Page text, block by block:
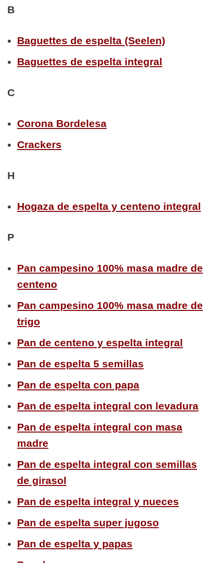
B
Baguettes de espelta (Seelen)
Baguettes de espelta integral
C
Corona Bordelesa
Crackers
H
Hogaza de espelta y centeno integral
P
Pan campesino 100% masa madre de
centeno
Pan campesino 100% masa madre de
trigo
Pan de centeno y espelta integral
Pan de espelta 5 semillas
Pan de espelta con papa
Pan de espelta integral con levadura
Pan de espelta integral con masa
madre
Pan de espelta integral con semillas
de girasol
Pan de espelta integral y nueces
Pan de espelta super jugoso
Pan de espelta y papas